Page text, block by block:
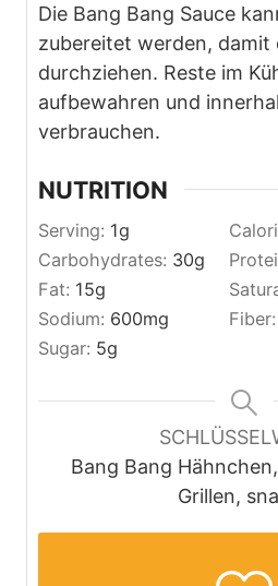
Die Bang Bang Sauce
zubereitet werden, damit
durchziehen. Reste im
aufbewahren und
verbrauchen.
NUTRITION
Serving: 1g
Carbohydrates: 30g
Fat: 15g
Sodium: 600mg Fiber:
Sugar: 5g
Bang Bang
Grillen,